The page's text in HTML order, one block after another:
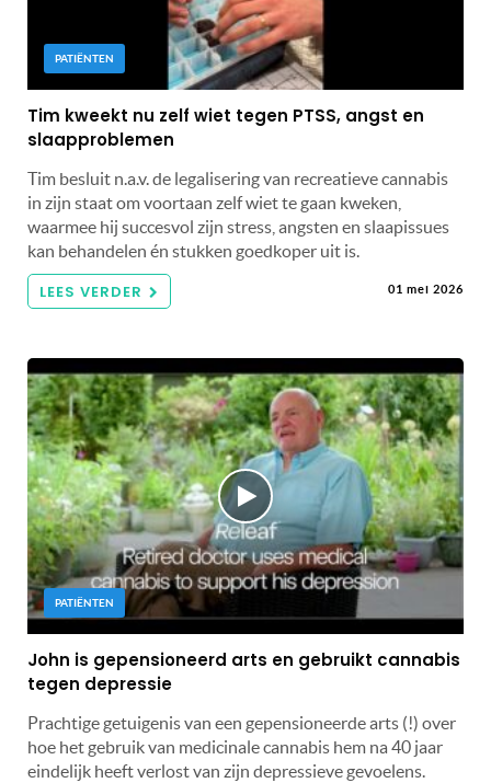
PATIËNTEN
Tim kweekt nu zelf wiet tegen PTSS, angst en
slaapproblemen
Tim besluit n.a.v. de legalisering van recreatieve cannabis
in zijn staat om voortaan zelf wiet te gaan kweken,
waarmee hij succesvol zijn stress, angsten en slaapissues
kan behandelen én stukken goedkoper uit is.
LEES VERDER 01 mei 2026
PATIËNTEN
John is gepensioneerd arts en gebruikt cannabis
tegen depressie
Prachtige getuigenis van een gepensioneerde arts (!) over
hoe het gebruik van medicinale cannabis hem na 40 jaar
eindelijk heeft verlost van zijn depressieve gevoelens.